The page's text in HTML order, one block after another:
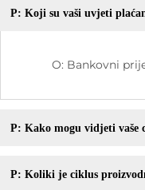
P: Koji su vaši uvjeti
O: Bankovni
P: Kako mogu vidjeti vaše
P: Koliki je ciklus